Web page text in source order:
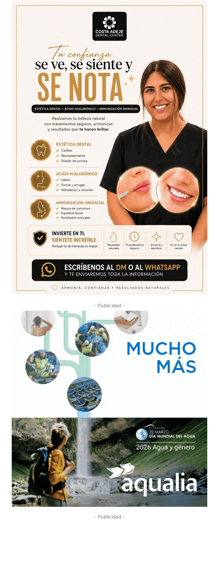
- Publicidad -
- Publicidad -